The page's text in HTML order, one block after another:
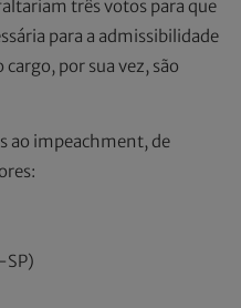
três votos para que
para a admissibilidade
por sua vez, são
ao impeachment, de